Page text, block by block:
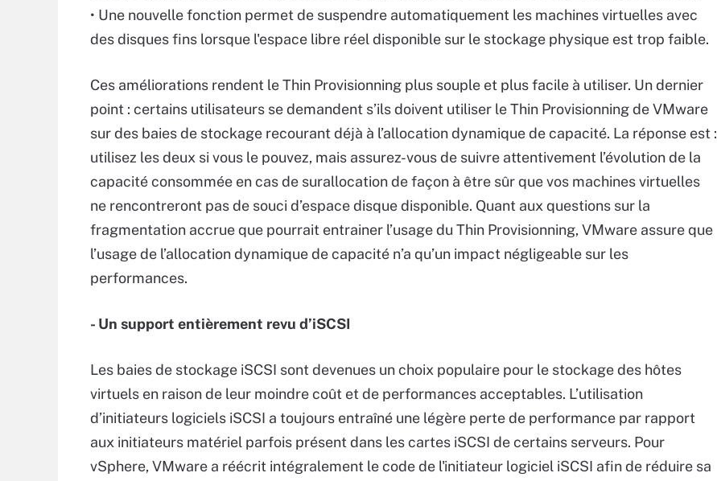
• Une nouvelle fonction permet de suspendre automatiquement les machines virtuelles avec
des disques fins lorsque l'espace libre réel disponible sur le stockage physique est trop faible.
Ces améliorations rendent le Thin Provisionning plus souple et plus facile à utiliser. Un dernier
point : certains utilisateurs se demandent s’ils doivent utiliser le Thin Provisionning de VMware
sur des baies de stockage recourant déjà à l’allocation dynamique de capacité. La réponse est :
utilisez les deux si vous le pouvez, mais assurez-vous de suivre attentivement l’évolution de la
capacité consommée en cas de surallocation de façon à être sûr que vos machines virtuelles
ne rencontreront pas de souci d’espace disque disponible. Quant aux questions sur la
fragmentation accrue que pourrait entrainer l’usage du Thin Provisionning, VMware assure que
l’usage de l’allocation dynamique de capacité n’a qu’un impact négligeable sur les
performances.
- Un support entièrement revu d’iSCSI
Les baies de stockage iSCSI sont devenues un choix populaire pour le stockage des hôtes
virtuels en raison de leur moindre coût et de performances acceptables. L’utilisation
d’initiateurs logiciels iSCSI a toujours entraîné une légère perte de performance par rapport
aux initiateurs matériel parfois présent dans les cartes iSCSI de certains serveurs. Pour
vSphere, VMware a réécrit intégralement le code de l'initiateur logiciel iSCSI afin de réduire sa